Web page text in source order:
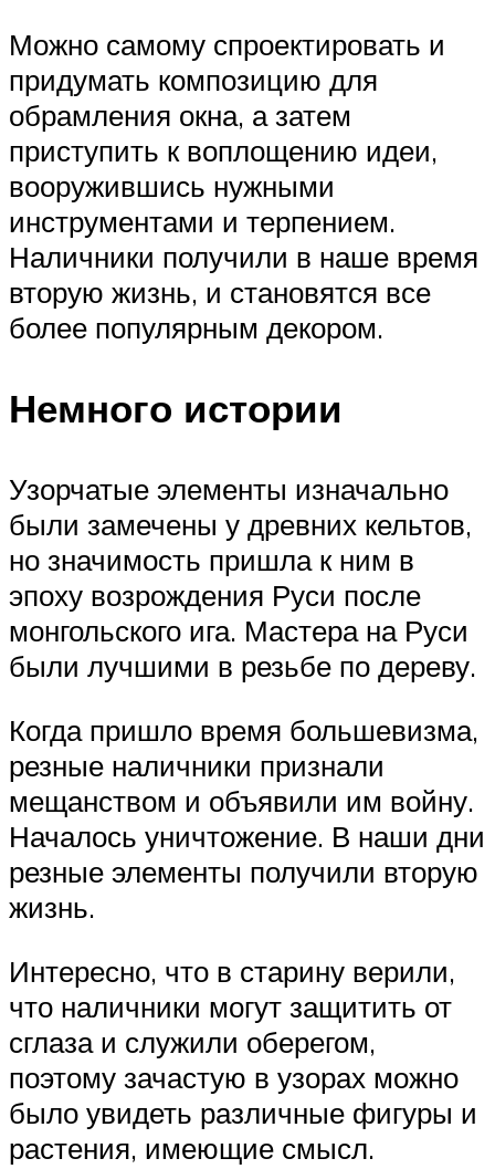
Можно самому спроектировать и
придумать композицию для
обрамления окна, а затем
приступить к воплощению идеи,
вооружившись нужными
инструментами и терпением.
Наличники получили в наше время
вторую жизнь, и становятся все
более популярным декором.
Немного истории
Узорчатые элементы изначально
были замечены у древних кельтов,
но значимость пришла к ним в
эпоху возрождения Руси после
монгольского ига. Мастера на Руси
были лучшими в резьбе по дереву.
Когда пришло время большевизма,
резные наличники признали
мещанством и объявили им войну.
Началось уничтожение. В наши дни
резные элементы получили вторую
жизнь.
Интересно, что в старину верили,
что наличники могут защитить от
сглаза и служили оберегом,
поэтому зачастую в узорах можно
было увидеть различные фигуры и
растения, имеющие смысл.